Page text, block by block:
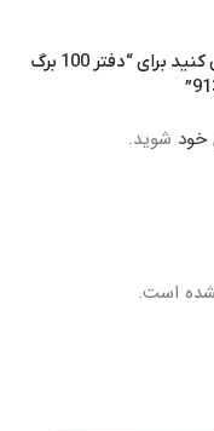
است.
اولین نفری باشید که دیدگاهی را ارسال می کنید برای “دفتر 100 برگ
خود شوید.